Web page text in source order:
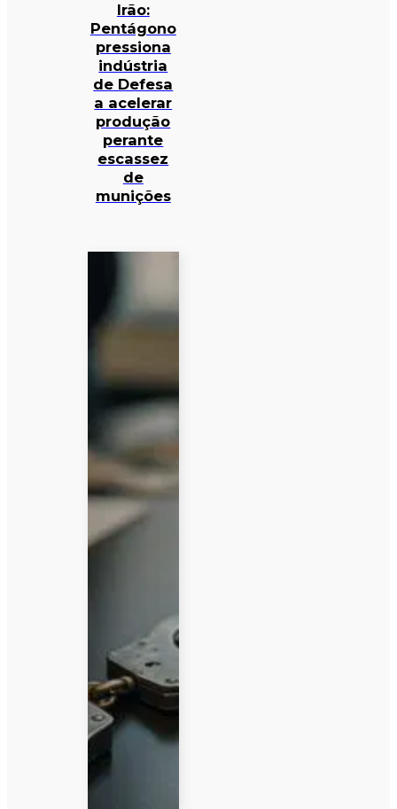
Irão:
Pentágono
pressiona
indústria
de Defesa
a acelerar
produção
perante
escassez
de
munições